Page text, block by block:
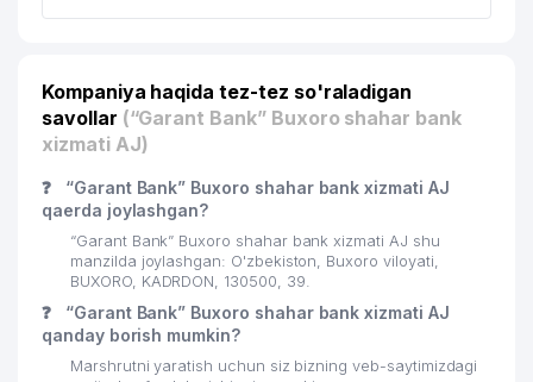
Kompaniya haqida tez-tez so'raladigan
savollar (“Garant Bank” Buxoro shahar bank
xizmati AJ)
❓
“Garant Bank” Buxoro shahar bank xizmati AJ
qaerda joylashgan?
“Garant Bank” Buxoro shahar bank xizmati AJ shu
manzilda joylashgan: O'zbekiston, Buxoro viloyati,
BUXORO, KADRDON, 130500, 39.
❓
“Garant Bank” Buxoro shahar bank xizmati AJ
qanday borish mumkin?
Marshrutni yaratish uchun siz bizning veb-saytimizdagi